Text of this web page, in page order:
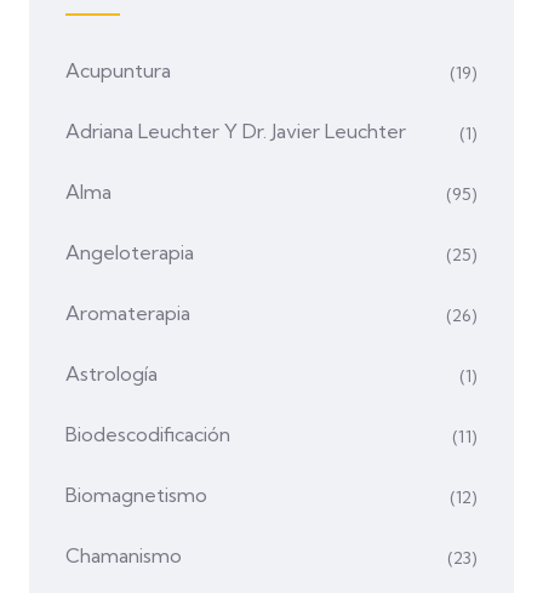
Acupuntura (19)
Adriana Leuchter Y Dr. Javier Leuchter (1)
Alma (95)
Angeloterapia (25)
Aromaterapia (26)
Astrología (1)
Biodescodificación (11)
Biomagnetismo (12)
Chamanismo (23)